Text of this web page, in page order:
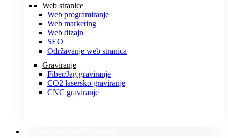
Web stranice
Web programiranje
Web marketing
Web dizajn
SEO
Održavanje web stranica
Graviranje
Fiber/Jag graviranje
CO2 lasersko graviranje
CNC graviranje